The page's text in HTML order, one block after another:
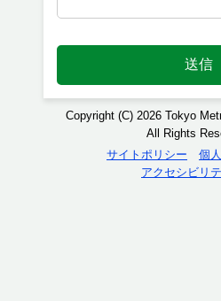
送信
Copyright (C) 2026 Tokyo
All Rights
サイトポリシー
個
アクセシビリ